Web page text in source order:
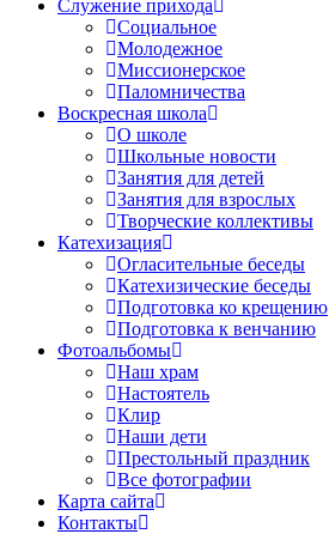
Служение прихода
Социальное
Молодежное
Миссионерское
Паломничества
Воскресная школа
О школе
Школьные новости
Занятия для детей
Занятия для взрослых
Творческие коллективы
Катехизация
Огласительные беседы
Катехизические беседы
Подготовка ко крещению
Подготовка к венчанию
Фотоальбомы
Наш храм
Настоятель
Клир
Наши дети
Престольный праздник
Все фотографии
Карта сайта
Контакты